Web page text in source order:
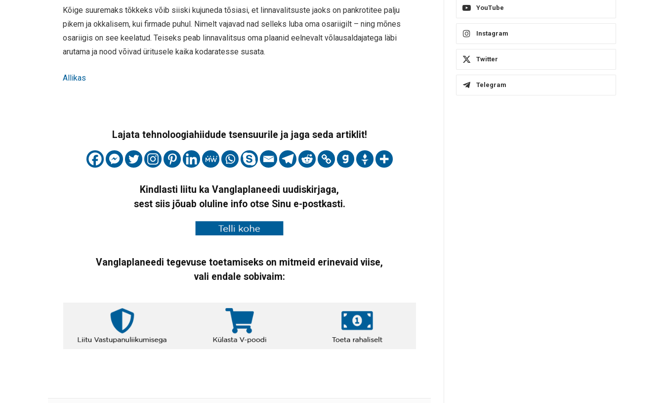
Kõige suuremaks tõkkeks võib siiski kujuneda tõsiasi, et linnavalitsuste jaoks on pankrotitee palju
pikem ja okkalisem, kui firmade puhul. Nimelt vajavad nad selleks luba oma osariigilt – ning mõnes
osariigis on see keelatud. Teiseks peab linnavalitsus oma plaanid eelnevalt võlausaldajatega läbi
arutama ja nood võivad üritusele kaika kodaratesse susata.
Allikas
Lajata tehnoloogiahiidude tsensuurile ja jaga seda artiklit!
Kindlasti liitu ka Vanglaplaneedi uudiskirjaga,
sest siis jõuab oluline info otse Sinu e-postkasti.
Vanglaplaneedi tegevuse toetamiseks on mitmeid erinevaid viise,
vali endale sobivaim:
YouTube
Instagram
Twitter
Telegram